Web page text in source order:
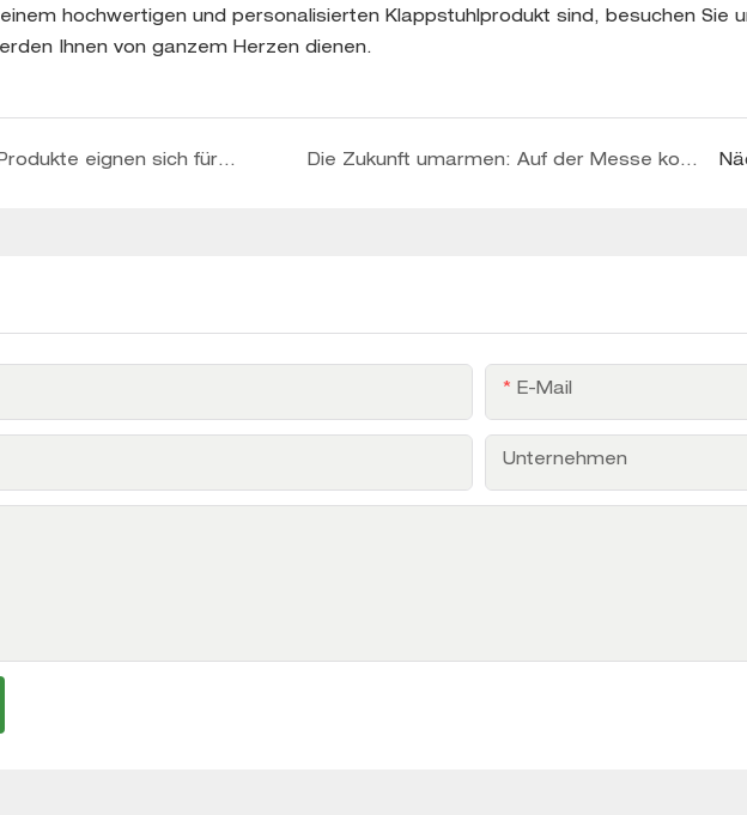
hochwertigen und personalisierten Klappstuhlprodukt sind, besuchen Sie
Ihnen von ganzem Herzen dienen.
Welche Outdoor-Produkte eignen sich für die verschiedenen Holzarten? Die Zukunft umarmen: Auf der Messe kooperieren!
E-Mail
Unternehmen